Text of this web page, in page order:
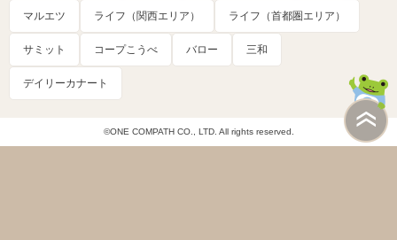
マルエツ ライフ（関西エリア） ライフ（首都圏エリア）
サミット コープこうべ バロー 三和
デイリーカナート
©ONE COMPATH CO., LTD. All rights reserved.